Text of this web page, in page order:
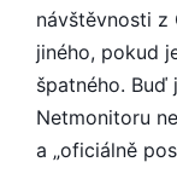
návštěvnosti z
jiného, pokud
špatného. Buď
Netmonitoru
a „oficiálně